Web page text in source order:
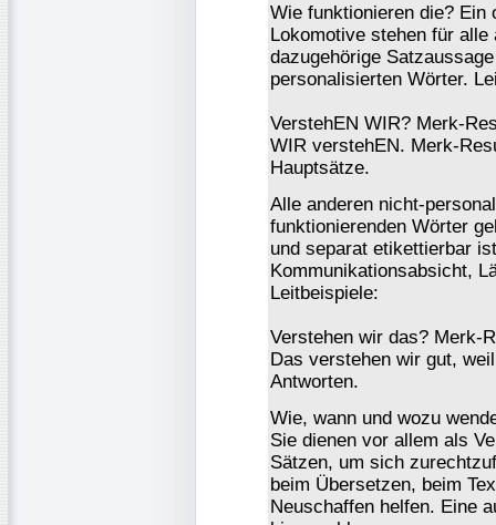
Wie funktionieren die? Ein
Lokomotive stehen für
dazugehörige
personalisierten Wörter.
VerstehEN WIR? Merk-
WIR verstehEN. Merk-
Hauptsätze.
Alle anderen nicht-
funktionierenden Wörter
und separat etikettierbar
Kommunikationsabsicht,
Leitbeispiele:
Verstehen wir das? Merk-
Das verstehen wir gut,
Antworten.
Wie, wann und wozu
Sie dienen vor allem als
Sätzen, um sich
beim Übersetzen, beim
Neuschaffen helfen. Eine